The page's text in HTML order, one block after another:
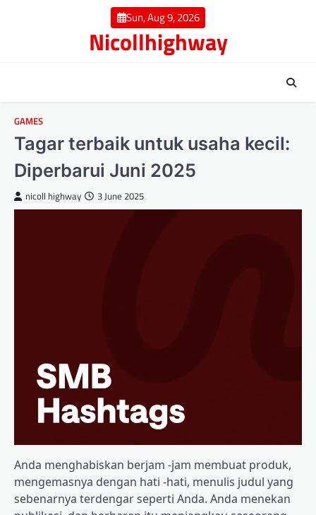
Sun, Aug 9, 2026
Nicollhighway
GAMES
Tagar terbaik untuk usaha kecil:
Diperbarui Juni 2025
nicoll highway 3 June 2025
Anda menghabiskan berjam -jam membuat produk,
mengemasnya dengan hati -hati, menulis judul yang
sebenarnya terdengar seperti Anda. Anda menekan